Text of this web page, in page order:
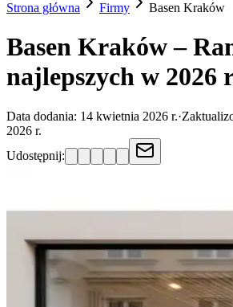
Strona główna
Firmy Basen Kraków
Basen Kraków –
najlepszych w 2026
Data dodania: 14 kwietnia 2026 r.·
2026 r.
Udostępnij: